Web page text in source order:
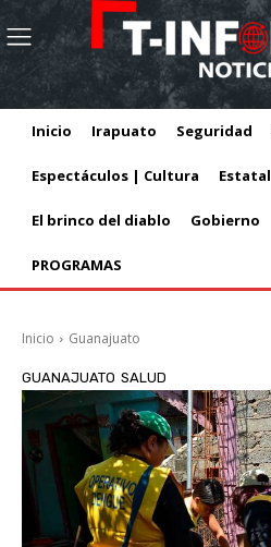
Inicio Irapuato Seguridad
Espectáculos | Cultura Estatal
El brinco del diablo Gobierno
PROGRAMAS
Inicio Guanajuato
GUANAJUATO SALUD